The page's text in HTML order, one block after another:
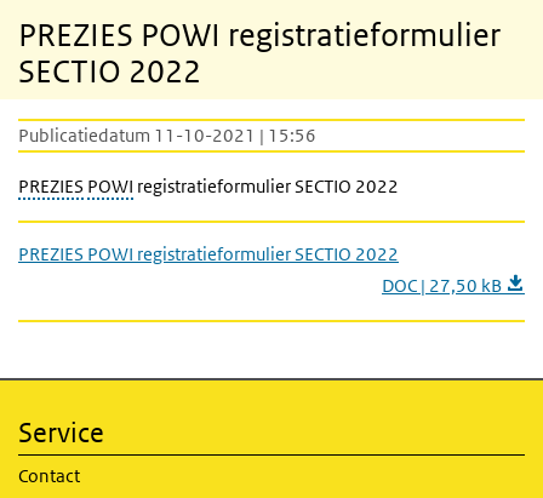
PREZIES POWI registratieformulier
SECTIO 2022
Publicatiedatum 11-10-2021 | 15:56
PREZIES POWI registratieformulier SECTIO 2022
PREZIES POWI registratieformulier SECTIO 2022
DOC | 27,50 kB
Service
Contact